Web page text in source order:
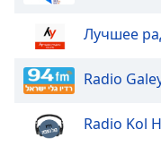
Text
Edge
Лучшее
Radio
Radio Kol